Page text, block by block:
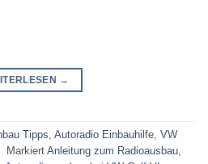
→
Tipps Autoradio Einbauhilfe VW
Markiert Anleitung zum Radioausbau